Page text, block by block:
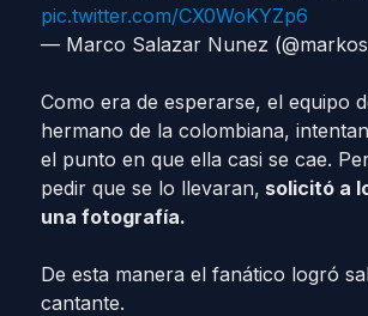
pic.twitter.com/CX0WoKYZp6
— Marco Salazar Nunez
Como era de esperarse, el equipo
hermano de la colombiana,
el punto en que ella casi se cae.
pedir que se lo llevaran, solicitó a
una fotografía.
De esta manera el fanático logró
cantante.